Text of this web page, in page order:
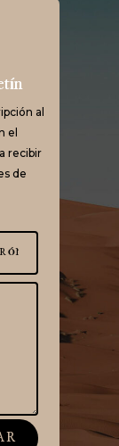
al
el
recibir
de